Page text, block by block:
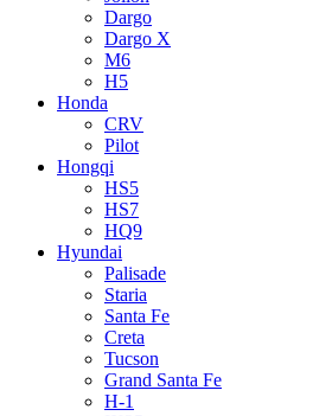
Dargo
Dargo X
M6
H5
Honda
CRV
Pilot
Hongqi
HS5
HS7
HQ9
Hyundai
Palisade
Staria
Santa Fe
Creta
Tucson
Grand Santa Fe
H-1